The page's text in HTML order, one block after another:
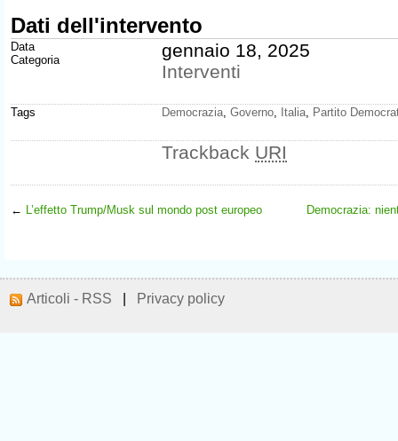
Dati dell'intervento
Data
Categoria
gennaio 18, 2025
Interventi
Tags Democrazia, Governo, Italia, Partito
Trackback URI
← L’effetto Trump/Musk sul mondo post europeo Democrazia:
Articoli - RSS Privacy policy